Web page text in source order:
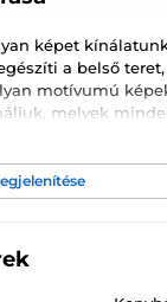
képet
a belső
motívumú
melyek
két